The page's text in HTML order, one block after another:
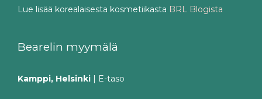
Lue lisää korealaisesta kosmetiikasta BRL Blogista
Bearelin myymälä
Kamppi, Helsinki | E-taso